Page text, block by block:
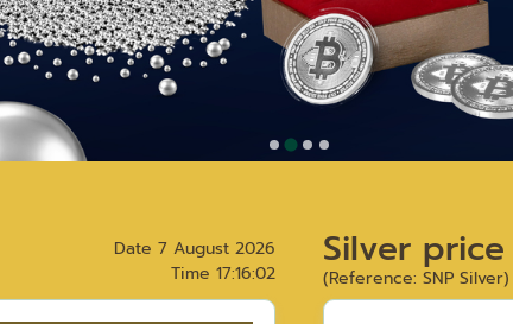
Date 7 August 2026
Time 17:16:02 Silver price
(Reference: SNP Silver)